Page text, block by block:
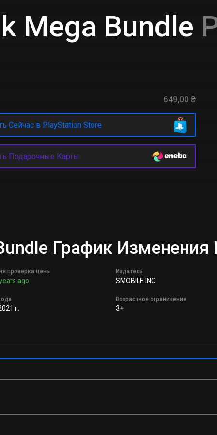
Mega Bundle
649,00 ₴
Сейчас в PlayStation Store
Подарочные Карты
График
проверка цены
ago
г.
Издатель
SMOBILE INC
Возрастное ограничение
3+